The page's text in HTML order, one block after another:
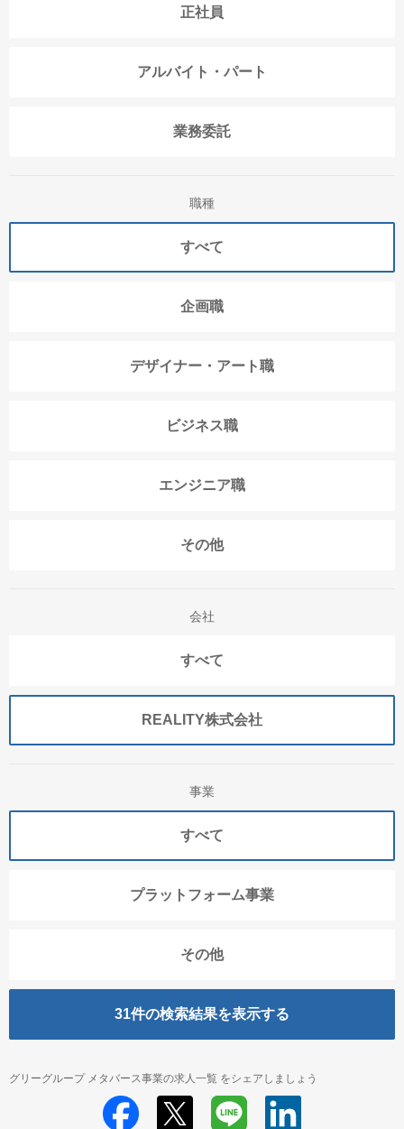
正社員
アルバイト・パート
業務委託
職種
すべて
企画職
デザイナー・アート職
ビジネス職
エンジニア職
その他
会社
すべて
REALITY株式会社
事業
すべて
プラットフォーム事業
その他
31件の検索結果を表示する
グリーグループ メタバース事業の求人一覧 をシェアしましょう